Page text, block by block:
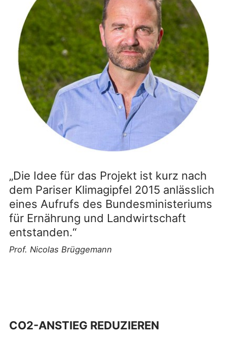
„Die Idee für das Projekt ist kurz nach
dem Pariser Klimagipfel 2015 anlässlich
eines Aufrufs des Bundesministeriums
für Ernährung und Landwirtschaft
entstanden.“
Prof. Nicolas Brüggemann
CO2-ANSTIEG REDUZIEREN